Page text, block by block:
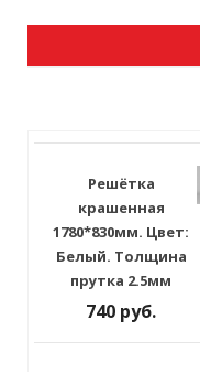
Решётка
крашенная
1780*830мм. Цвет:
Белый. Толщина
прутка 2.5мм
740 руб.